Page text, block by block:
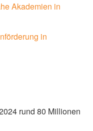
Akademien in
in
rund 80 Millionen